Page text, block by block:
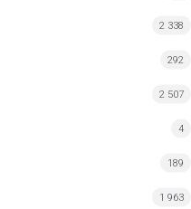
2 338
292
2 507
4
189
1 963